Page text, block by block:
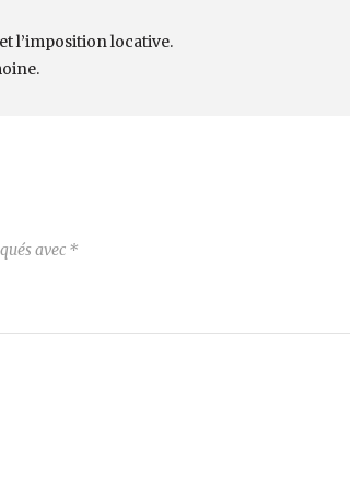
l’imposition locative.
avec *